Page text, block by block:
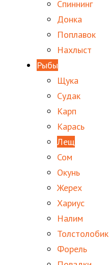
Спиннинг
Донка
Поплавок
Нахлыст
Рыбы
Щука
Судак
Карп
Карась
Лещ
Сом
Окунь
Жерех
Хариус
Налим
Толстолобик
Форель